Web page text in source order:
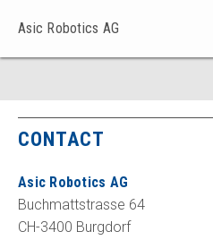
Asic Robotics AG
CONTACT
Asic Robotics AG
Buchmattstrasse 64
CH-3400 Burgdorf